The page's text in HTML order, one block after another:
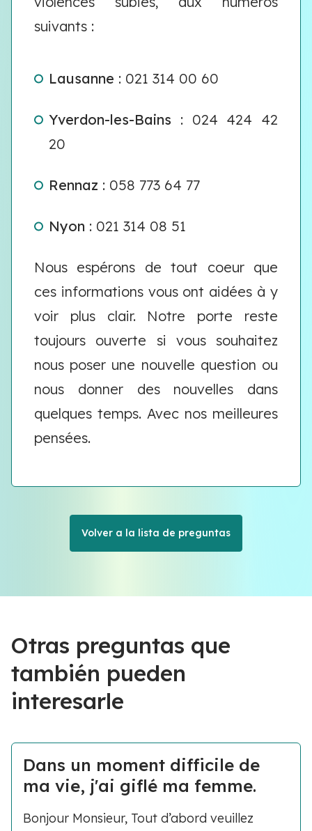
suivants :
Lausanne : 021 314 00 60
Yverdon-les-Bains : 024 424 42
20
Rennaz : 058 773 64 77
Nyon : 021 314 08 51
Nous espérons de tout coeur que
ces informations vous ont aidées à y
voir plus clair. Notre porte reste
toujours ouverte si vous souhaitez
nous poser une nouvelle question ou
nous donner des nouvelles dans
quelques temps. Avec nos meilleures
pensées.
Volver a la lista de preguntas
Otras preguntas que
también pueden
interesarle
Dans un moment difficile de
ma vie, j'ai giflé ma femme.
Bonjour Monsieur, Tout d’abord veuillez